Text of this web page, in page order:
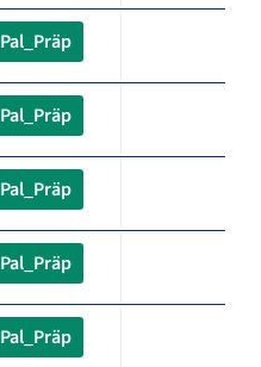
Pal_Präp
Pal_Präp
Pal_Präp
Pal_Präp
Pal_Präp